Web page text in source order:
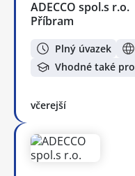
ADECCO spol.s r.o.
Příbram
Plný úvazek
Vhodné také
včerejší